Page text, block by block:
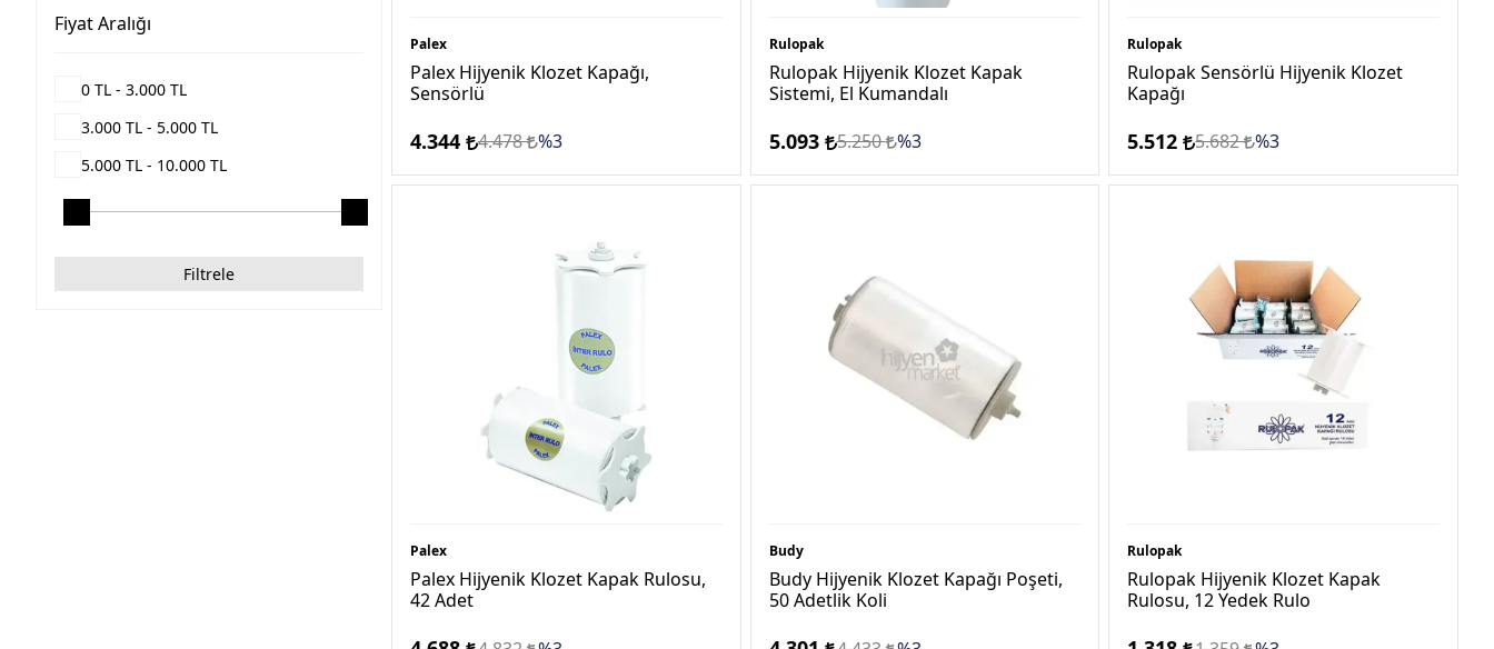
Fiyat Aralığı
0 TL - 3.000 TL
3.000 TL - 5.000 TL
5.000 TL - 10.000 TL
Filtrele
Palex
Palex Hijyenik Klozet Kapağı,
Sensörlü
4.344 4.478 %3
Rulopak
Rulopak Hijyenik Klozet Kapak
Sistemi, El Kumandalı
5.093 5.250 %3
Rulopak
Rulopak Sensörlü Hijyenik Klozet
Kapağı
5.512 5.682 %3
Palex
Palex Hijyenik Klozet Kapak Rulosu,
42 Adet
Budy
Budy Hijyenik Klozet Kapağı Poşeti,
50 Adetlik Koli
Rulopak
Rulopak Hijyenik Klozet Kapak
Rulosu, 12 Yedek Rulo